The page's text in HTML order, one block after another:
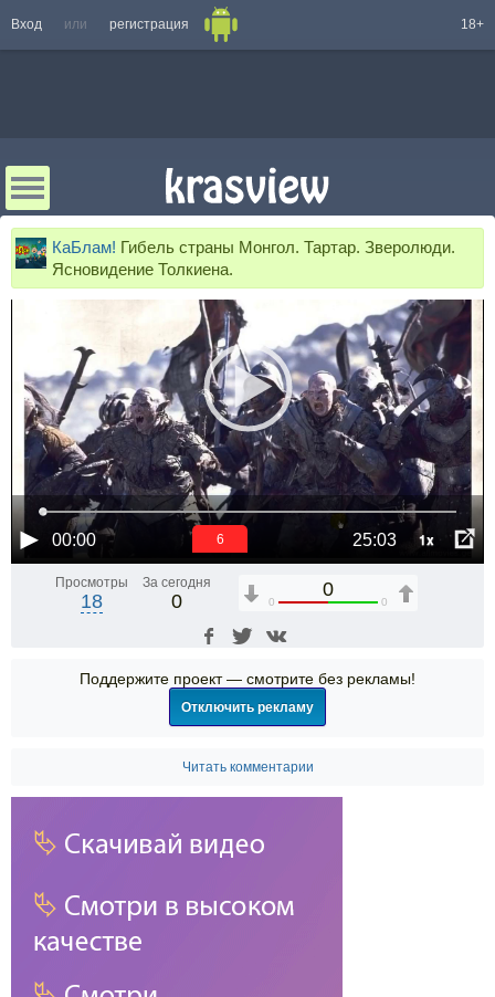
Вход или регистрация 18+
КаБлам! Гибель страны Монгол. Тартар. Зверолюди.
Ясновидение Толкиена.
00:00 25:03 1x
5
Просмотры
18
За сегодня
0
0
0 0
Поддержите проект — смотрите без рекламы!
Отключить рекламу
Читать комментарии